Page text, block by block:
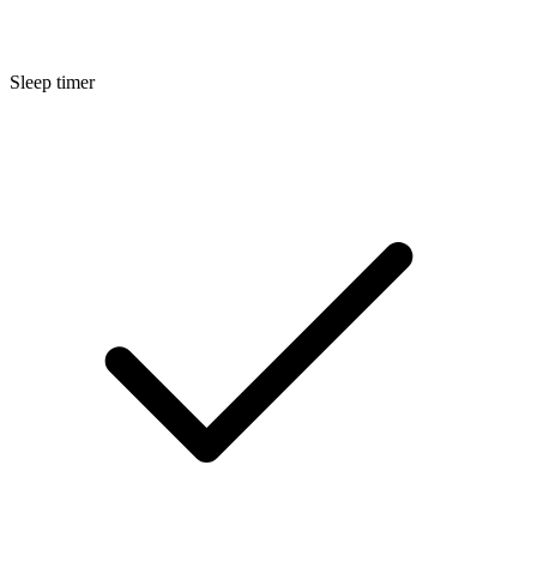
Sleep timer